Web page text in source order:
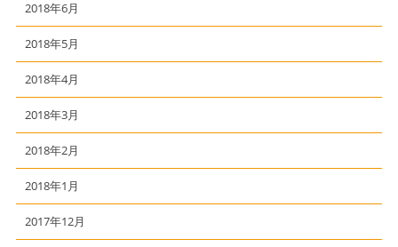
2018年6月
2018年5月
2018年4月
2018年3月
2018年2月
2018年1月
2017年12月